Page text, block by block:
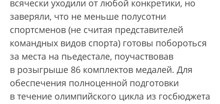
всячески уходили от любой конкретики, но
заверяли, что не меньше полусотни
спортсменов (не считая представителей
командных видов спорта) готовы побороться
за места на пьедестале, поучаствовав
в розыгрыше 86 комплектов медалей. Для
обеспечения полноценной подготовки
в течение олимпийского цикла из госбюджета